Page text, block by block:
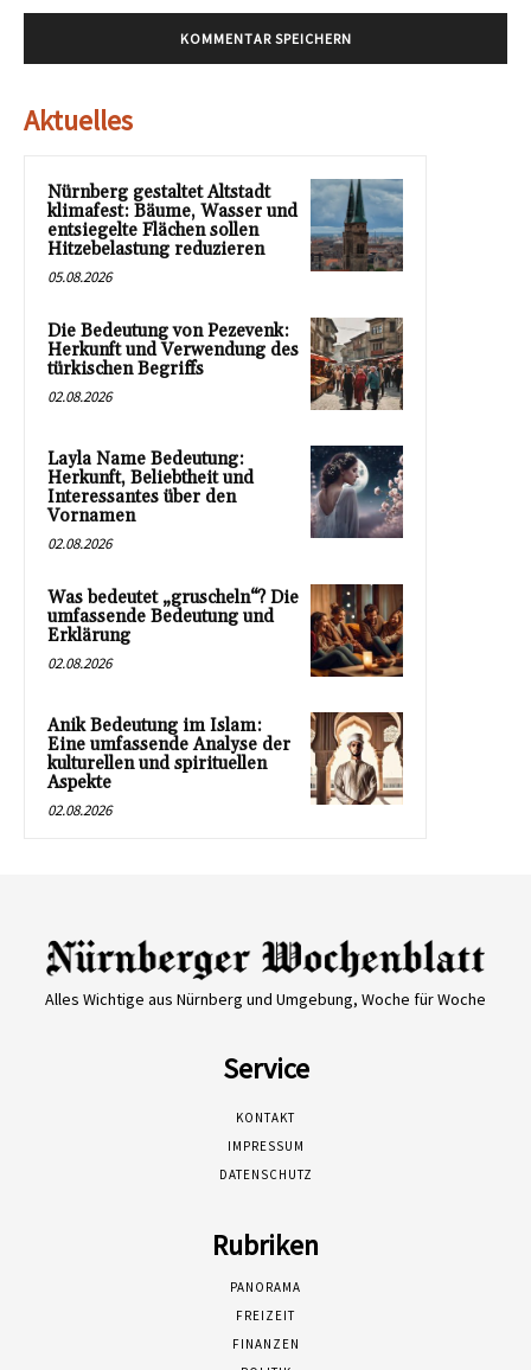
Aktuelles
Nürnberg gestaltet Altstadt
klimafest: Bäume, Wasser und
entsiegelte Flächen sollen
Hitzebelastung reduzieren
05.08.2026
Die Bedeutung von Pezevenk:
Herkunft und Verwendung des
türkischen Begriffs
02.08.2026
Layla Name Bedeutung:
Herkunft, Beliebtheit und
Interessantes über den
Vornamen
02.08.2026
Was bedeutet „gruscheln“? Die
umfassende Bedeutung und
Erklärung
02.08.2026
Anik Bedeutung im Islam:
Eine umfassende Analyse der
kulturellen und spirituellen
Aspekte
02.08.2026
Alles Wichtige aus Nürnberg und Umgebung, Woche für Woche
Service
KONTAKT
IMPRESSUM
DATENSCHUTZ
Rubriken
PANORAMA
FREIZEIT
FINANZEN